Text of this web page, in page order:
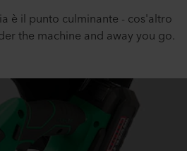
è il punto culminante - cos'altro
the machine and away you go.